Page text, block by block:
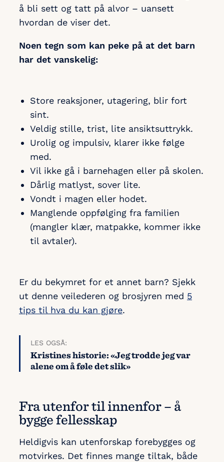
å bli sett og tatt på alvor – uansett
hvordan de viser det.
Noen tegn som kan peke på at det barn
har det vanskelig:
Store reaksjoner, utagering, blir fort
sint.
Veldig stille, trist, lite ansiktsuttrykk.
Urolig og impulsiv, klarer ikke følge
med.
Vil ikke gå i barnehagen eller på skolen.
Dårlig matlyst, sover lite.
Vondt i magen eller hodet.
Manglende oppfølging fra familien
(mangler klær, matpakke, kommer ikke
til avtaler).
Er du bekymret for et annet barn? Sjekk
ut denne veilederen og brosjyren med 5
tips til hva du kan gjøre.
LES OGSÅ:
Kristines historie: «Jeg trodde jeg var
alene om å føle det slik»
Fra utenfor til innenfor – å
bygge fellesskap
Heldigvis kan utenforskap forebygges og
motvirkes. Det finnes mange tiltak, både